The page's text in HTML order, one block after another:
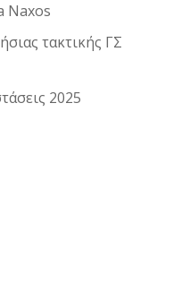
Naxos
τακτικής ΓΣ
2025